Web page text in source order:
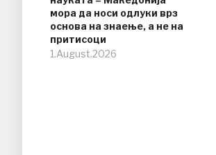
мора да носи одлуки врз
основа на знаење, а не на
притисоци
1.August.2026